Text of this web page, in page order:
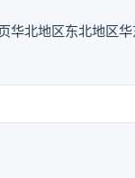
华北地区东北地区华